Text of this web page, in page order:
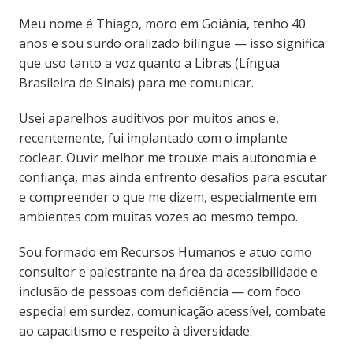
Meu nome é Thiago, moro em Goiânia, tenho 40
anos e sou surdo oralizado bilíngue — isso significa
que uso tanto a voz quanto a Libras (Língua
Brasileira de Sinais) para me comunicar.
Usei aparelhos auditivos por muitos anos e,
recentemente, fui implantado com o implante
coclear. Ouvir melhor me trouxe mais autonomia e
confiança, mas ainda enfrento desafios para escutar
e compreender o que me dizem, especialmente em
ambientes com muitas vozes ao mesmo tempo.
Sou formado em Recursos Humanos e atuo como
consultor e palestrante na área da acessibilidade e
inclusão de pessoas com deficiência — com foco
especial em surdez, comunicação acessível, combate
ao capacitismo e respeito à diversidade.